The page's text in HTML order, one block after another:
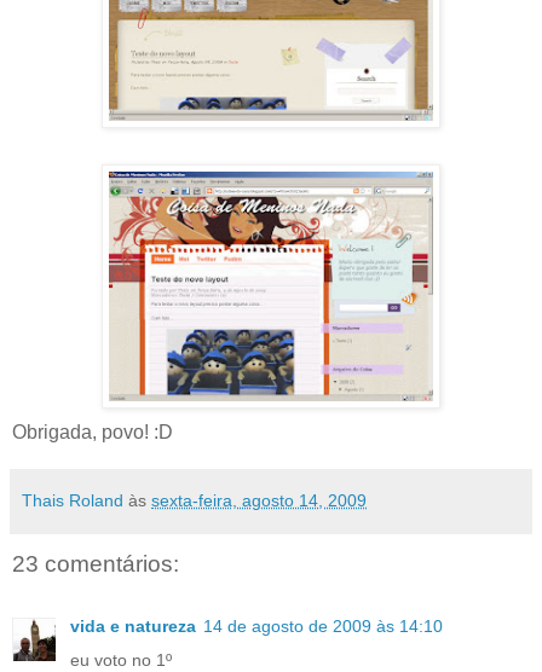
Obrigada, povo! :D
Thais Roland às sexta-feira, agosto 14, 2009
23 comentários:
vida e natureza 14 de agosto de 2009 às 14:10
eu voto no 1º